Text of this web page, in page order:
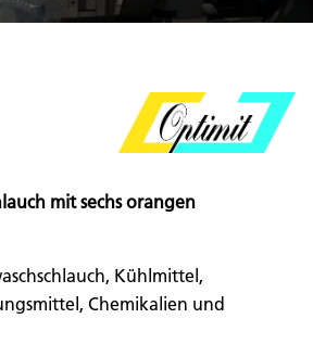
mit sechs orangen
Kühlmittel,
Chemikalien und